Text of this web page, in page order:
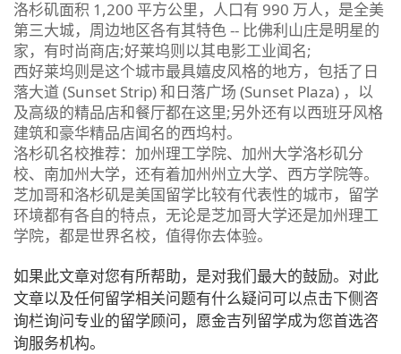
洛杉矶面积 1,200 平方公里，人口有 990 万人，是全美
第三大城，周边地区各有其特色 -- 比佛利山庄是明星的
家，有时尚商店;好莱坞则以其电影工业闻名;
西好莱坞则是这个城市最具嬉皮风格的地方，包括了日
落大道 (Sunset Strip) 和日落广场 (Sunset Plaza) ，以
及高级的精品店和餐厅都在这里;另外还有以西班牙风格
建筑和豪华精品店闻名的西坞村。
洛杉矶名校推荐：加州理工学院、加州大学洛杉矶分
校、南加州大学，还有着加州州立大学、西方学院等。
芝加哥和洛杉矶是美国留学比较有代表性的城市，留学
环境都有各自的特点，无论是芝加哥大学还是加州理工
学院，都是世界名校，值得你去体验。
如果此文章对您有所帮助，是对我们最大的鼓励。对此
文章以及任何留学相关问题有什么疑问可以点击下侧咨
询栏询问专业的留学顾问，愿金吉列留学成为您首选咨
询服务机构。